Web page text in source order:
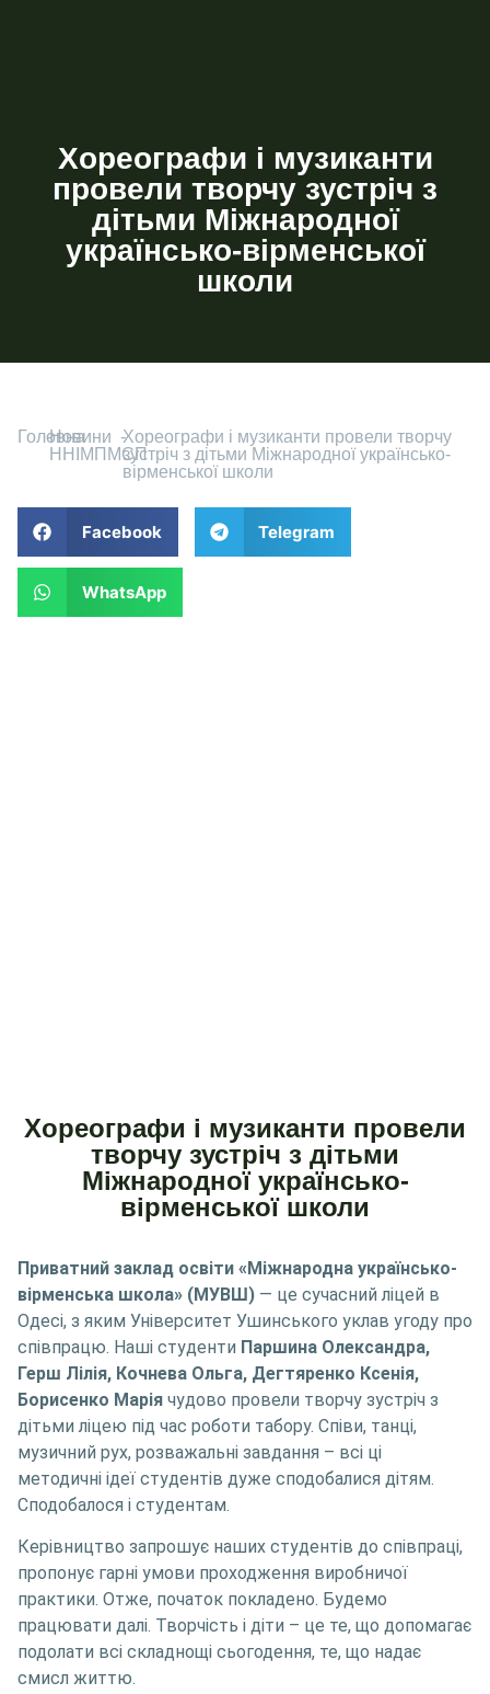
Хореографи і музиканти
провели творчу зустріч з
дітьми Міжнародної
українсько-вірменської
школи
Головна
-Новини
ННІМПМСП
-Хореографи і музиканти провели творчу
зустріч з дітьми Міжнародної українсько-
вірменської школи
Facebook Telegram
WhatsApp
Хореографи і музиканти провели
творчу зустріч з дітьми
Міжнародної українсько-
вірменської школи
Приватний заклад освіти «Міжнародна українсько-
вірменська школа» (МУВШ) — це сучасний ліцей в
Одесі, з яким Університет Ушинського уклав угоду про
співпрацю. Наші студенти Паршина Олександра,
Герш Лілія, Кочнева Ольга, Дегтяренко Ксенія,
Борисенко Марія чудово провели творчу зустріч з
дітьми ліцею під час роботи табору. Співи, танці,
музичний рух, розважальні завдання – всі ці
методичні ідеї студентів дуже сподобалися дітям.
Сподобалося і студентам.
Керівництво запрошує наших студентів до співпраці,
пропонує гарні умови проходження виробничої
практики. Отже, початок покладено. Будемо
працювати далі. Творчість і діти – це те, що допомагає
подолати всі складнощі сьогодення, те, що надає
смисл життю.